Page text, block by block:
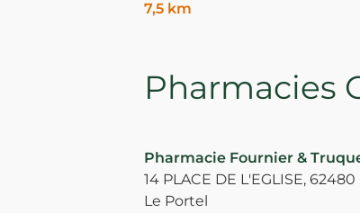
7,5 km
Pharmacies
Pharmacie Fournier &
14 PLACE DE L'EGLISE, 62480
Le Portel